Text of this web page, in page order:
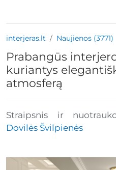
interjeras.lt Naujienos (3771)
Prabangūs
kuriantys
atmosferą
Straipsnis ir
Dovilės Švilpienės